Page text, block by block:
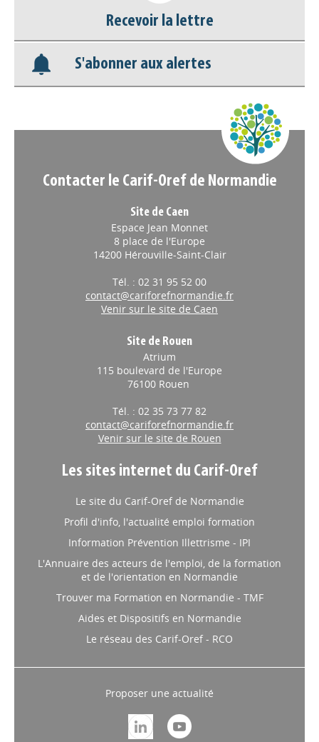
Base documentaire
Nos veilles Scoop.it
Recevoir la lettre
S'abonner aux alertes
Contacter le Carif-Oref de Normandie
Site de Caen
Espace Jean Monnet
8 place de l'Europe
14200 Hérouville-Saint-Clair
Tél. : 02 31 95 52 00
contact@cariforefnormandie.fr
Venir sur le site de Caen
Site de Rouen
Atrium
115 boulevard de l'Europe
76100 Rouen
Tél. : 02 35 73 77 82
contact@cariforefnormandie.fr
Venir sur le site de Rouen
Les sites internet du Carif-Oref
Le site du Carif-Oref de Normandie
Profil d'info, l'actualité emploi formation
Information Prévention Illettrisme - IPI
L'Annuaire des acteurs de l'emploi, de la formation
et de l'orientation en Normandie
Trouver ma Formation en Normandie - TMF
Aides et Dispositifs en Normandie
Le réseau des Carif-Oref - RCO
Proposer une actualité